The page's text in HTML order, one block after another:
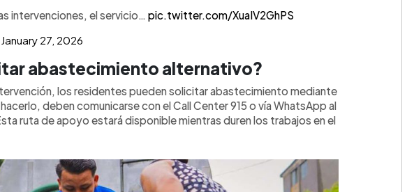
intervenciones, el servicio… pic.twitter.com/XuaIV2GhPS
January 27, 2026
abastecimiento alternativo?
los residentes pueden solicitar abastecimiento mediante
deben comunicarse con el Call Center 915 o vía WhatsApp al
ruta de apoyo estará disponible mientras duren los trabajos en el